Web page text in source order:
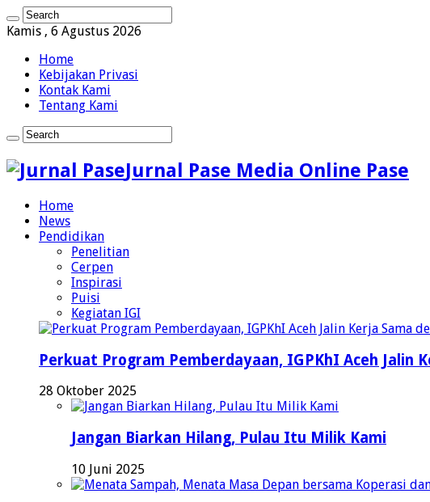
Kamis , 6 Agustus 2026
Home
Kebijakan Privasi
Kontak Kami
Tentang Kami
Jurnal Pase Media Online Pase
Home
News
Pendidikan
Penelitian
Cerpen
Inspirasi
Puisi
Kegiatan IGI
Perkuat Program Pemberdayaan, IGPKhI Aceh Jalin
28 Oktober 2025
Jangan Biarkan Hilang, Pulau Itu Milik Kami
10 Juni 2025